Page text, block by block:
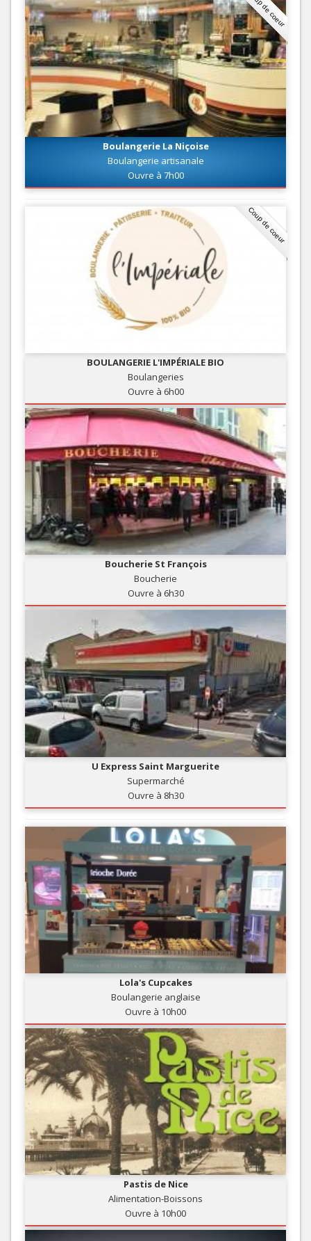
Coup de coeur
Boulangerie La Niçoise
Boulangerie artisanale
Ouvre à 7h00
Coup de coeur
BOULANGERIE L'IMPÉRIALE BIO
Boulangeries
Ouvre à 6h00
Boucherie St François
Boucherie
Ouvre à 6h30
U Express Saint Marguerite
Supermarché
Ouvre à 8h30
Lola's Cupcakes
Boulangerie anglaise
Ouvre à 10h00
Pastis de Nice
Alimentation-Boissons
Ouvre à 10h00